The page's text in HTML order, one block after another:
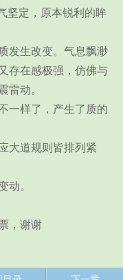
坚定，原本锐利的眸
发生改变。气息飘渺
存在感极强，仿佛与
雷动。
一样了，产生了质的
大道规则皆排列紧
动。
，谢谢